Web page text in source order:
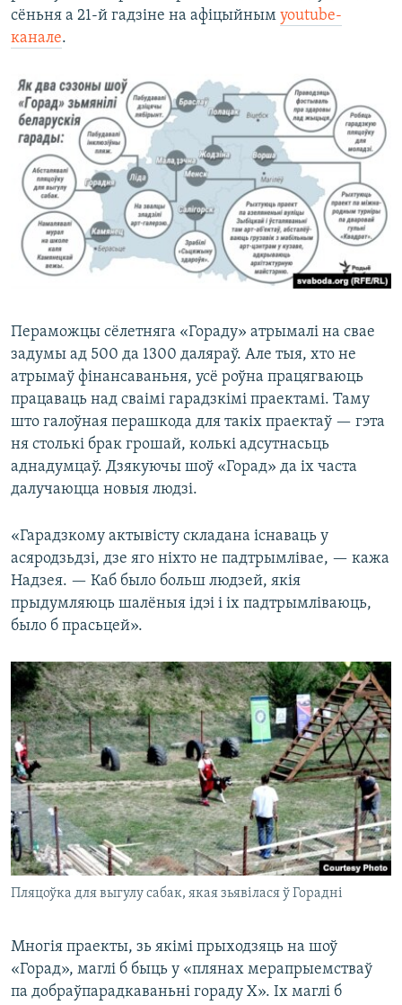
сёньня а 21-й гадзіне на афіцыйным youtube-
канале.
Пераможцы сёлетняга «Гораду» атрымалі на свае
задумы ад 500 да 1300 даляраў. Але тыя, хто не
атрымаў фінансаваньня, усё роўна працягваюць
працаваць над сваімі гарадзкімі праектамі. Таму
што галоўная перашкода для такіх праектаў — гэта
ня столькі брак грошай, колькі адсутнасьць
аднадумцаў. Дзякуючы шоў «Горад» да іх часта
далучаюцца новыя людзі.
«Гарадзкому актывісту складана існаваць у
асяродзьдзі, дзе яго ніхто не падтрымлівае, — кажа
Надзея. — Каб было больш людзей, якія
прыдумляюць шалёныя ідэі і іх падтрымліваюць,
было б прасьцей».
Пляцоўка для выгулу сабак, якая зьявілася ў Горадні
Многія праекты, зь якімі прыходзяць на шоў
«Горад», маглі б быць у «плянах мерапрыемстваў
па добраўпарадкаваньні гораду Х». Іх маглі б